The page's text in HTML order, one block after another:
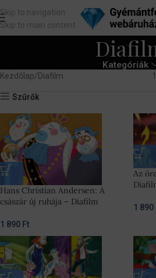
Skip to navigation
Skip to main content
Kategóriák
Kezdőlap Diafilm
Szűrők
Hans Christian Andersen: A
császár új ruhája – Diafilm
1 890 Ft
Az
1 890